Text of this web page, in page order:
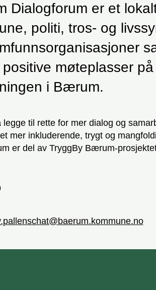
Dialogforum er et
politi, tros- og
møteplasser
i Bærum.
legge til rette for mer dialog og
mer inkluderende, trygt og
er del av TryggBy Bærum-